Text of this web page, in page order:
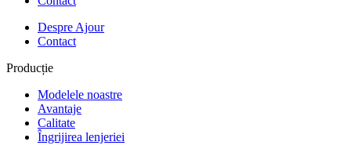
Despre Ajour
Contact
Producție
Modelele noastre
Avantaje
Calitate
Îngrijirea lenjeriei